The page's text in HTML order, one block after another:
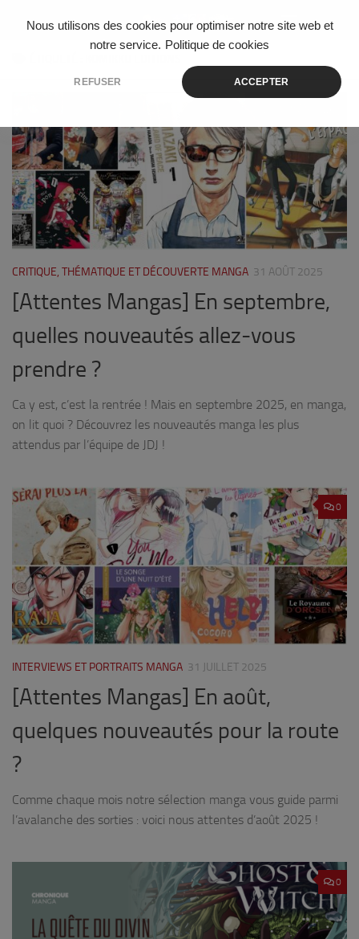
Nous utilisons des cookies pour optimiser notre site web et
notre service. Politique de cookies
REFUSER ACCEPTER
Skip to content
CRITIQUE, THÉMATIQUE ET DÉCOUVERTE MANGA 31 AOÛT 2025
[Attentes Mangas] En septembre,
quelles nouveautés allez-vous
prendre ?
Ca y est, c’est la rentrée ! Mais en septembre 2025, en manga,
on lit quoi ? Découvrez les nouveautés manga les plus
attendus par l’équipe de JDJ !
0
INTERVIEWS ET PORTRAITS MANGA 31 JUILLET 2025
[Attentes Mangas] En août,
quelques nouveautés pour la route
?
Comme chaque mois notre sélection manga vous guide parmi
l’avalanche des sorties : voici nous attentes d’août 2025 !
0